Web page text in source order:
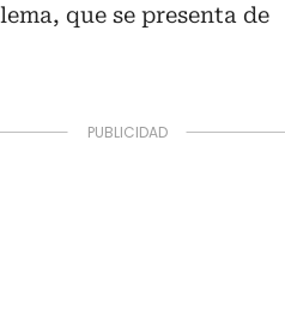
que se presenta de